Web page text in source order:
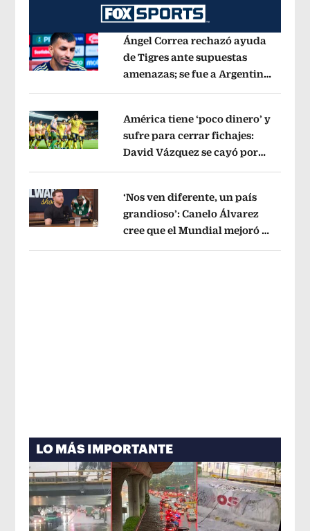
Opens in new window
Ángel Correa rechazó ayuda
de Tigres ante supuestas
amenazas; se fue a Argentina
Opens in new window
América tiene ‘poco dinero’ y
sufre para cerrar fichajes:
David Vázquez se cayó por
Opens in new window
‘Nos ven diferente, un país
grandioso’: Canelo Álvarez
cree que el Mundial mejoró la
LO MÁS IMPORTANTE